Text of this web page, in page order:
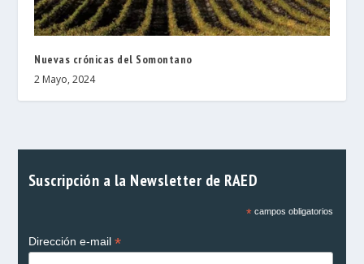
Nuevas crónicas del Somontano
2 Mayo, 2024
Suscripción a la Newsletter de RAED
*campos obligatorios
Dirección e-mail *